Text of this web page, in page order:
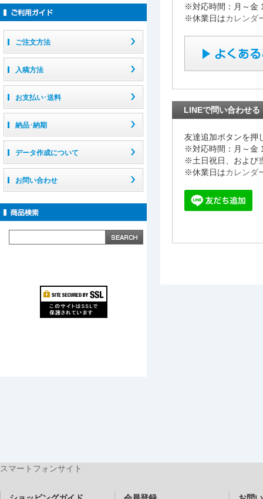
ご注文方法
入稿方法
お支払い･送料
納品･納期
データ作成について
お問い合わせ
※対応時間：月～金
※休業日はカレンダ
LINEで問い合わせる
友達追加ボタンを押
※対応時間：月～金
※土日祝日、および
※休業日はカレンダ
スマートフォンサイト